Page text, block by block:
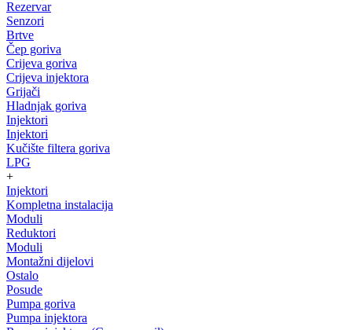
Rezervar
Senzori
Brtve
Čep goriva
Crijeva goriva
Crijeva injektora
Grijači
Hladnjak goriva
Injektori
Injektori
Kučište filtera goriva
LPG
+
Injektori
Kompletna instalacija
Moduli
Reduktori
Moduli
Montažni dijelovi
Ostalo
Posude
Pumpa goriva
Pumpa injektora